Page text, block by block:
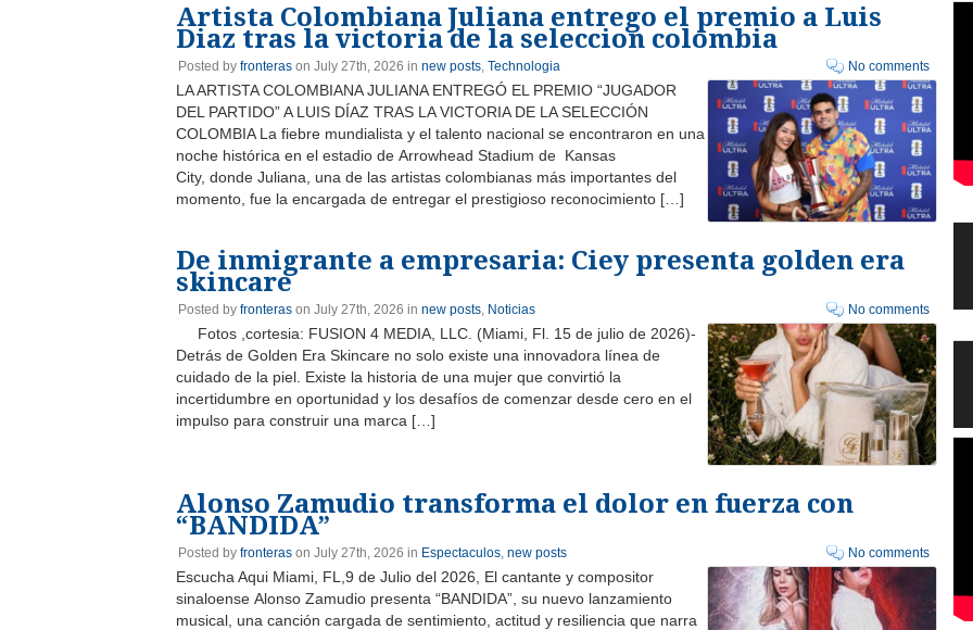
Artista Colombiana Juliana entrego el premio a Luis
Diaz tras la victoria de la seleccion colombia
Posted by fronteras on July 27th, 2026 in new posts, Technologia No comments
LA ARTISTA COLOMBIANA JULIANA ENTREGÓ EL PREMIO “JUGADOR
DEL PARTIDO” A LUIS DÍAZ TRAS LA VICTORIA DE LA SELECCIÓN
COLOMBIA La fiebre mundialista y el talento nacional se encontraron en una
noche histórica en el estadio de Arrowhead Stadium de Kansas
City, donde Juliana, una de las artistas colombianas más importantes del
momento, fue la encargada de entregar el prestigioso reconocimiento […]
De inmigrante a empresaria: Ciey presenta golden era
skincare
Posted by fronteras on July 27th, 2026 in new posts, Noticias No comments
Fotos ,cortesia: FUSION 4 MEDIA, LLC. (Miami, Fl. 15 de julio de 2026)-
Detrás de Golden Era Skincare no solo existe una innovadora línea de
cuidado de la piel. Existe la historia de una mujer que convirtió la
incertidumbre en oportunidad y los desafíos de comenzar desde cero en el
impulso para construir una marca […]
Alonso Zamudio transforma el dolor en fuerza con
“BANDIDA”
Posted by fronteras on July 27th, 2026 in Espectaculos, new posts No comments
Escucha Aqui Miami, FL,9 de Julio del 2026, El cantante y compositor
sinaloense Alonso Zamudio presenta “BANDIDA”, su nuevo lanzamiento
musical, una canción cargada de sentimiento, actitud y resiliencia que narra